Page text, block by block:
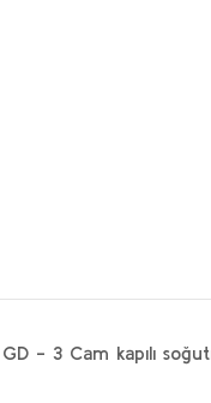
- 3 Cam kapılı